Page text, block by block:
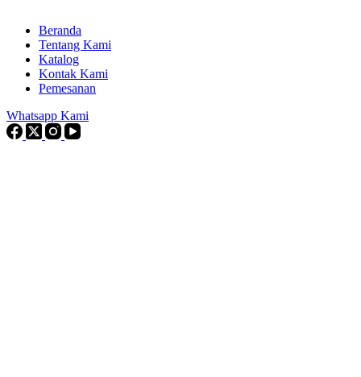
Beranda
Tentang Kami
Katalog
Kontak Kami
Pemesanan
Whatsapp Kami